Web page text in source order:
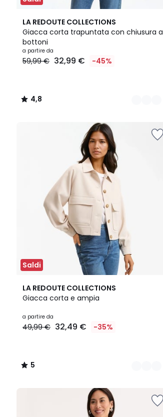
LA REDOUTE COLLECTIONS
Giacca corta trapuntata con chiusura a
bottoni
Prezzo
a
€
applicato.
a partire da
59,99 € 32,99 € -45%
4,8
/ 5
2
Colori
4,8
/
Saldi
LA REDOUTE COLLECTIONS
Giacca corta e ampia
a partire da
49,99 € 32,49 € -35%
5
/
2
Colori
5
/